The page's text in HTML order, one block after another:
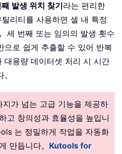
발생 위치 찾기라는 편리한
리티를 사용하면 셀 내 특정
세 번째 또는 임의의 발생 횟수
으로 쉽게 추출할 수 있어 반복
대용량 데이터셋 처리 시 시간
가 넘는 고급 기능을 제공하
고 창의성과 효율성을 높입니
는 정밀하게 작업을 자동화
만듭니다。 Kutools for